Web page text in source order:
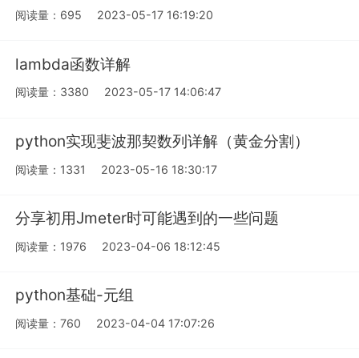
阅读量：695 2023-05-17 16:19:20
lambda函数详解
阅读量：3380 2023-05-17 14:06:47
python实现斐波那契数列详解（黄金分割）
阅读量：1331 2023-05-16 18:30:17
分享初用Jmeter时可能遇到的一些问题
阅读量：1976 2023-04-06 18:12:45
python基础-元组
阅读量：760 2023-04-04 17:07:26